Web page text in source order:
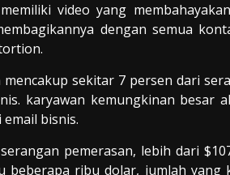
video yang
dengan semua
mencakup sekitar 7 persen dari
karyawan kemungkinan besar
bisnis.
pemerasan, lebih dari
beberapa ribu dolar, jumlah yang